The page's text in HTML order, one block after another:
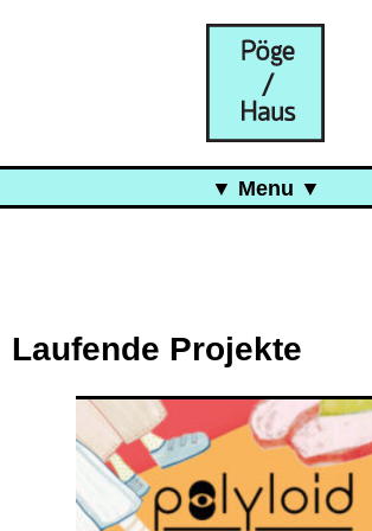
Menu
Was ist das Pöge-Haus?
Team
Organisation
Mitarbeit
Laufende Projekte